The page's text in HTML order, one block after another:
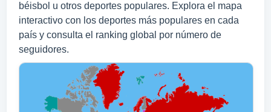
béisbol u otros deportes populares. Explora el mapa
interactivo con los deportes más populares en cada
país y consulta el ranking global por número de
seguidores.